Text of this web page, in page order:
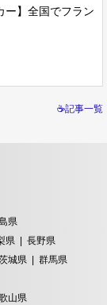
ー】全国でフラン
☕記事一覧
県
県
長野県
城県
群馬県
山県